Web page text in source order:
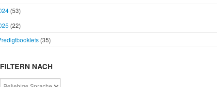
(53)
(22)
(35)
FILTERN NACH